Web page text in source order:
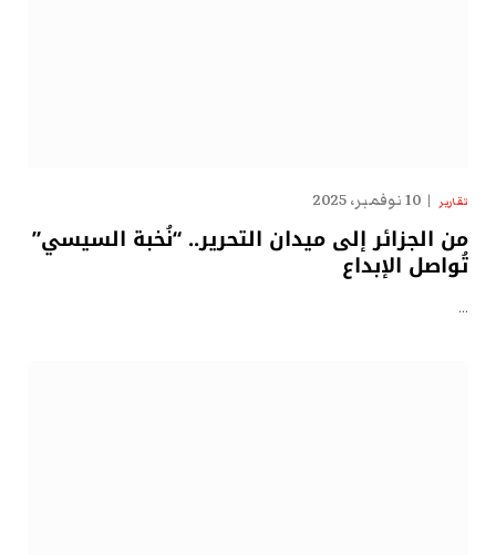
تقارير 10 نوفمبر، 2025
من الجزائر إلى ميدان التحرير.. “نُخبة السيسي”
تُواصل الإبداع
…